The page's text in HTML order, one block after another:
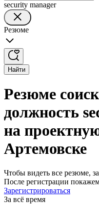
security manager
Резюме
Найти
Резюме
должность
на
Артемовске
Чтобы видеть все резюме,
После регистрации
Зарегистрироваться
За всё время